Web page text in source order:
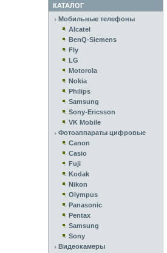
КАТАЛОГ
Мобильные телефоны
Alcatel
BenQ-Siemens
Fly
LG
Motorola
Nokia
Philips
Samsung
Sony-Ericsson
VK Mobile
Фотоаппараты цифровые
Canon
Casio
Fuji
Kodak
Nikon
Olympus
Panasonic
Pentax
Samsung
Sony
Видеокамеры